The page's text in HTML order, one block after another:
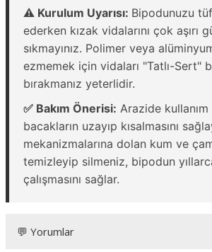
⚠️ Kurulum Uyarısı: Bipodunuzu
ederken kızak vidalarını çok aşırı
sıkmayınız. Polimer veya
ezmemek için vidaları "Tatlı-Sert"
bırakmanız yeterlidir.
✅ Bakım Önerisi: Arazide kullanım
bacakların uzayıp kısalmasını
mekanizmalarına dolan kum ve
temizleyip silmeniz, bipodun
çalışmasını sağlar.
💬 Yorumlar